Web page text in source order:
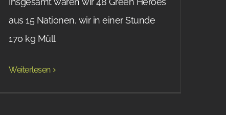
aus 15 Nationen, wir in einer Stunde
170 kg Müll
Weiterlesen